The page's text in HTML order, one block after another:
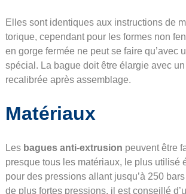
Elles sont identiques aux instructions de
torique, cependant pour les formes non
en gorge fermée ne peut se faire qu’avec
spécial. La bague doit être élargie avec
recalibrée après assemblage.
Matériaux
Les bagues anti-extrusion peuvent être
presque tous les matériaux, le plus utilisé
pour des pressions allant jusqu’à 250
de plus fortes pressions, il est conseillé